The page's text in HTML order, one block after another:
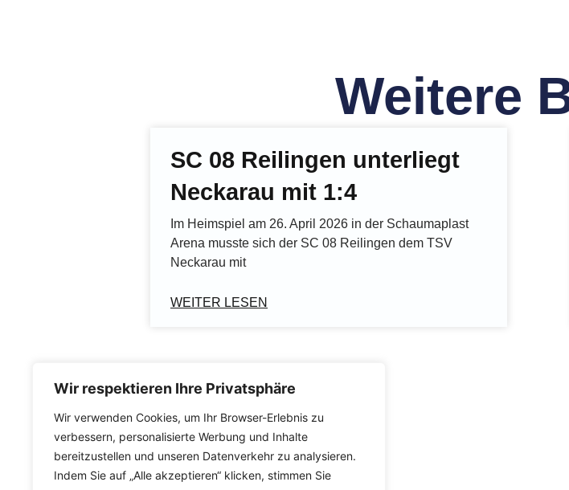
Wir respektieren Ihre Privatsphäre
Wir verwenden Cookies, um Ihr Browser-Erlebnis zu
verbessern, personalisierte Werbung und Inhalte
bereitzustellen und unseren Datenverkehr zu analysieren.
Indem Sie auf „Alle akzeptieren“ klicken, stimmen Sie
Weitere
SC 08 Reilingen unterliegt
Neckarau mit 1:4
Im Heimspiel am 26. April 2026 in der Schaumaplast
Arena musste sich der SC 08 Reilingen dem TSV
Neckarau mit
WEITER LESEN